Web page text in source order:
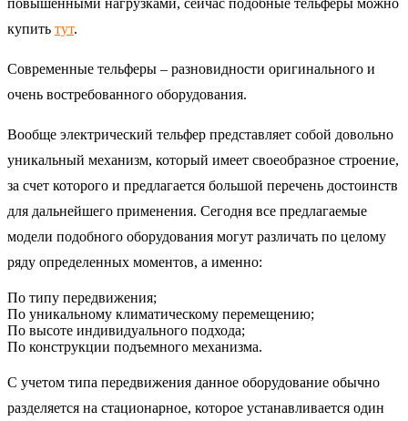
повышенными нагрузками, сейчас подобные тельферы можно
купить тут.
Современные тельферы – разновидности оригинального и
очень востребованного оборудования.
Вообще электрический тельфер представляет собой довольно
уникальный механизм, который имеет своеобразное строение,
за счет которого и предлагается большой перечень достоинств
для дальнейшего применения. Сегодня все предлагаемые
модели подобного оборудования могут различать по целому
ряду определенных моментов, а именно:
По типу передвижения;
По уникальному климатическому перемещению;
По высоте индивидуального подхода;
По конструкции подъемного механизма.
С учетом типа передвижения данное оборудование обычно
разделяется на стационарное, которое устанавливается один